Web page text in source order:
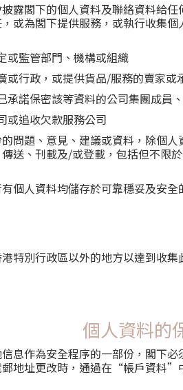
露閣下的個人資料及聯絡資料給
或為閣下提供服務，或執行收集
或監管部門、機構或組織
行政，或提供貨品/服務的賣家或
諾保密該等資料的公司集團成員
或追收欠款服務公司
問題、意見、建議或資料，除個
送、刊載及/或登載，包括但不限
個人資料均儲存於可靠穩妥及安
特別行政區以外的地方以達到收
個人資料的
息作為安全程序的一部份，閣下
地址更改時，通過在“帳戶資料